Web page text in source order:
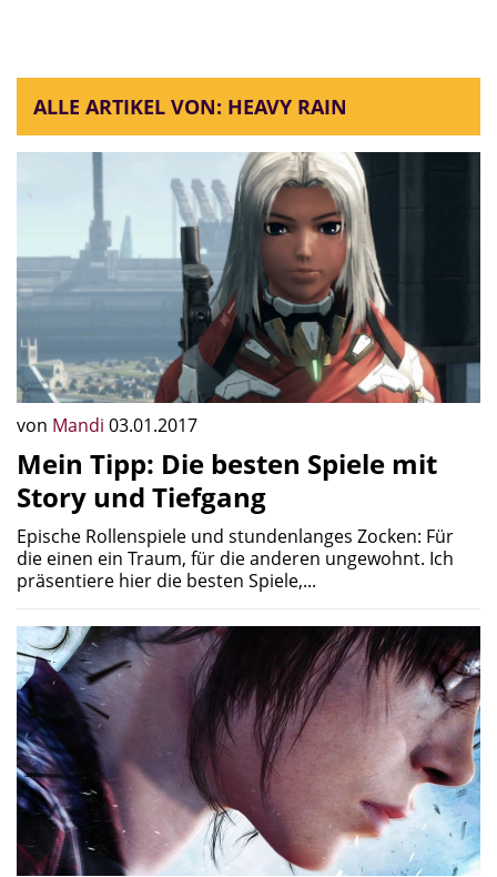
ALLE ARTIKEL VON: HEAVY RAIN
von Mandi 03.01.2017
Mein Tipp: Die besten Spiele mit
Story und Tiefgang
Epische Rollenspiele und stundenlanges Zocken: Für
die einen ein Traum, für die anderen ungewohnt. Ich
präsentiere hier die besten Spiele,...